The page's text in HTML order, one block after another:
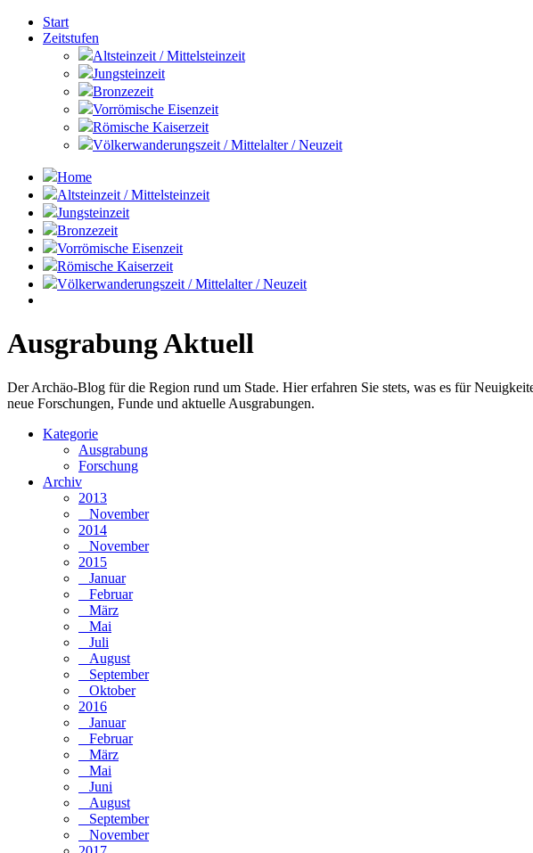
Start
Zeitstufen
Altsteinzeit / Mittelsteinzeit
Jungsteinzeit
Bronzezeit
Vorrömische Eisenzeit
Römische Kaiserzeit
Völkerwanderungszeit / Mittelalter / Neuzeit
Home
Altsteinzeit / Mittelsteinzeit
Jungsteinzeit
Bronzezeit
Vorrömische Eisenzeit
Römische Kaiserzeit
Völkerwanderungszeit / Mittelalter / Neuzeit
Ausgrabung Aktuell
Der Archäo-Blog für die Region rund um Stade. Hier erfahren Sie stets, was es für
neue Forschungen, Funde und aktuelle Ausgrabungen.
Kategorie
Ausgrabung
Forschung
Archiv
2013
November
2014
November
2015
Januar
Februar
März
Mai
Juli
August
September
Oktober
2016
Januar
Februar
März
Mai
Juni
August
September
November